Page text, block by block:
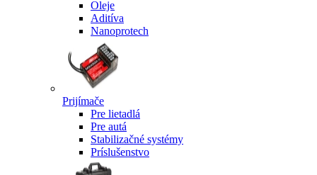
Oleje
Aditíva
Nanoprotech
Prijímače
Pre lietadlá
Pre autá
Stabilizačné systémy
Príslušenstvo